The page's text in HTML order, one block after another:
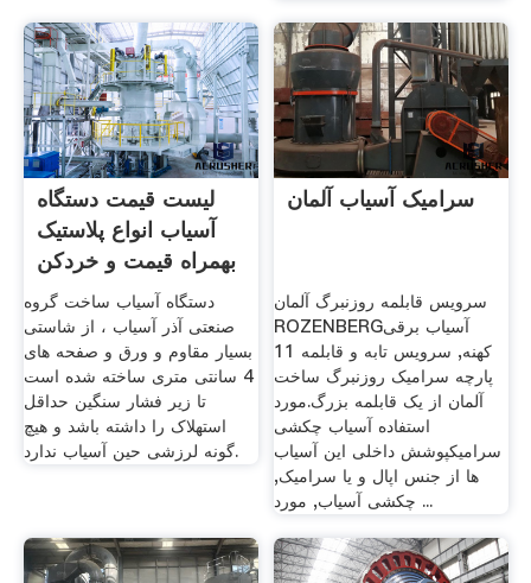
لیست قیمت دستگاه
آسیاب انواع پلاستیک
بهمراه قیمت و خردکن
...
دستگاه آسیاب ساخت گروه
صنعتی آذر آسیاب ، از شاستی
بسیار مقاوم و ورق و صفحه های
4 سانتی متری ساخته شده است
تا زیر فشار سنگین حداقل
استهلاک را داشته باشد و هیچ
گونه لرزشی حین آسیاب ندارد.
سرامیک آسیاب آلمان
سرویس قابلمه روزنبرگ آلمان
ROZENBERGآسیاب برقی
کهنه, سرویس تابه و قابلمه 11
پارچه سرامیک روزنبرگ ساخت
آلمان از یک قابلمه بزرگ.مورد
استفاده آسیاب چکشی
سرامیکپوشش داخلی این آسیاب
ها از جنس اپال و یا سرامیک,
چکشی آسیاب, مورد ...